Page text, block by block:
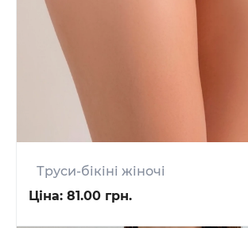
Труси-бікіні жіночі
Ціна: 81.00 грн.